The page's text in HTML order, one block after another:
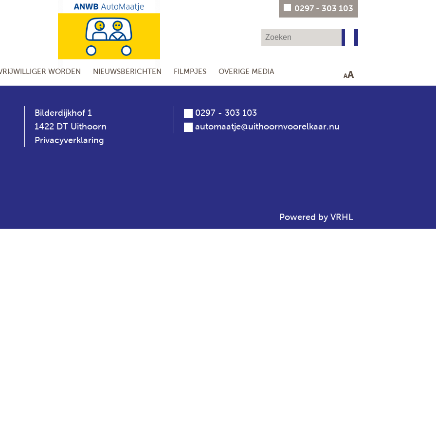
0297 - 303 103
WORDEN NIEUWSBERICHTEN FILMPJES OVERIGE MEDIA
AA
Bilderdijkhof 1
1422 DT Uithoorn
Privacyverklaring
0297 - 303 103
automaatje@uithoornvoorelkaar.nu
Powered by VRHL